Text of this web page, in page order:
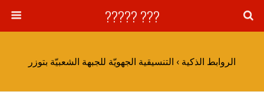
??? ?????
الروابط الذكية › التنسيقية الجهويّة للجبهة الشعبيّة بتوزر